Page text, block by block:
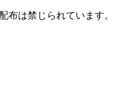
布は禁じられています。